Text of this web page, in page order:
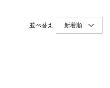
並べ替え